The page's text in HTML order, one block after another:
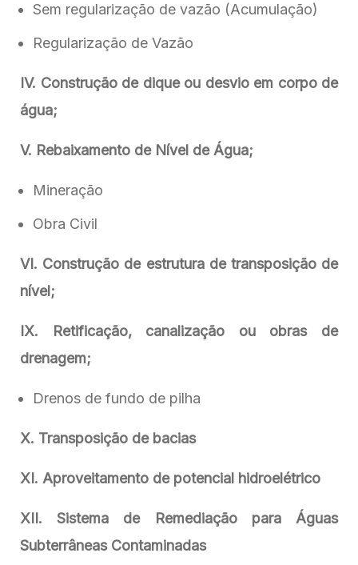
Sem regularização de vazão (Acumulação)
Regularização de Vazão
IV. Construção de dique ou desvio em corpo de
água;
V. Rebaixamento de Nível de Água;
Mineração
Obra Civil
VI. Construção de estrutura de transposição de
nível;
IX. Retificação, canalização ou obras de
drenagem;
Drenos de fundo de pilha
X. Transposição de bacias
XI. Aproveitamento de potencial hidroelétrico
XII. Sistema de Remediação para Águas
Subterrâneas Contaminadas